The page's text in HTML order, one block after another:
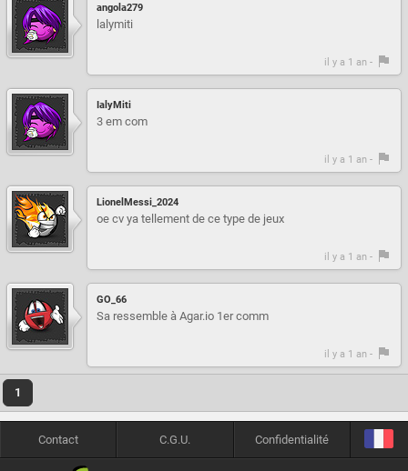
angola279
lalymiti
il y a 1 an -
IalyMiti
3 em com
il y a 1 an -
LionelMessi_2024
oe cv ya tellement de ce type de jeux
il y a 1 an -
GO_66
Sa ressemble à Agar.io 1er comm
il y a 1 an -
1
Contact C.G.U. Confidentialité